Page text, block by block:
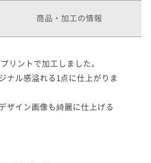
商品・加工の情報
リントで加工しました。
ナル感溢れる1点に仕上がりま
ザイン画像も綺麗に仕上げる